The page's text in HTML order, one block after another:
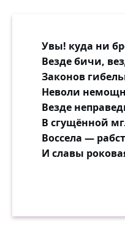
Увы! куда ни
Везде бичи,
Законов
Неволи
Везде
В сгущённой
Воссела —
И славы